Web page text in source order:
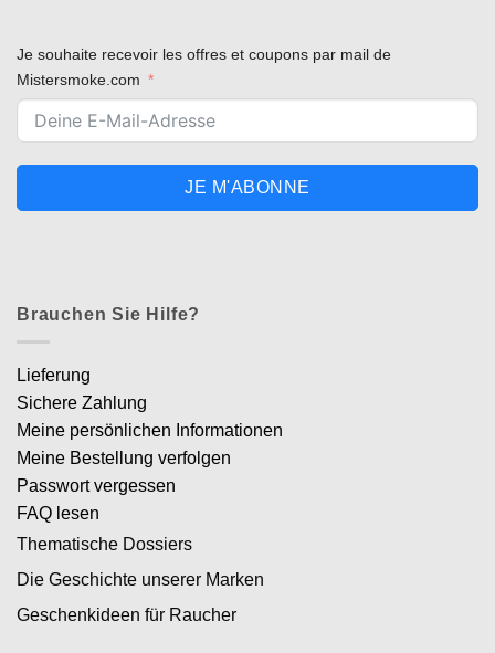
Je souhaite recevoir les offres et coupons par mail de
Mistersmoke.com
JE M'ABONNE
Brauchen Sie Hilfe?
Lieferung
Sichere Zahlung
Meine persönlichen Informationen
Meine Bestellung verfolgen
Passwort vergessen
FAQ lesen
Thematische Dossiers
Die Geschichte unserer Marken
Geschenkideen für Raucher